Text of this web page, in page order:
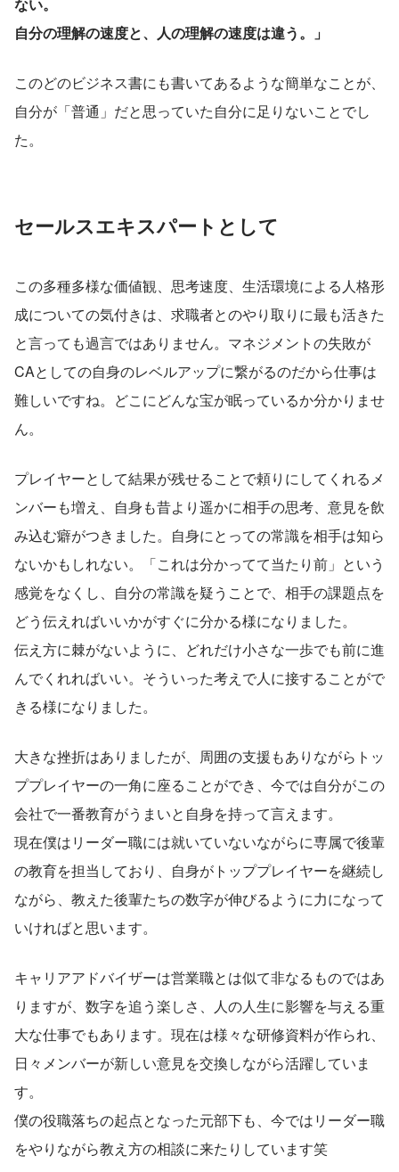
自分の理解の速度と、人の理解の速度は違う。」
このどのビジネス書にも書いてあるような簡単なことが、
自分が「普通」だと思っていた自分に足りないことでし
た。
セールスエキスパートとして
この多種多様な価値観、思考速度、生活環境による人格形
成についての気付きは、求職者とのやり取りに最も活きた
と言っても過言ではありません。マネジメントの失敗が
CAとしての自身のレベルアップに繋がるのだから仕事は
難しいですね。どこにどんな宝が眠っているか分かりませ
ん。
プレイヤーとして結果が残せることで頼りにしてくれるメ
ンバーも増え、自身も昔より遥かに相手の思考、意見を飲
み込む癖がつきました。自身にとっての常識を相手は知ら
ないかもしれない。「これは分かってて当たり前」という
感覚をなくし、自分の常識を疑うことで、相手の課題点を
どう伝えればいいかがすぐに分かる様になりました。
伝え方に棘がないように、どれだけ小さな一歩でも前に進
んでくれればいい。そういった考えで人に接することがで
きる様になりました。
大きな挫折はありましたが、周囲の支援もありながらトッ
ププレイヤーの一角に座ることができ、今では自分がこの
会社で一番教育がうまいと自身を持って言えます。
現在僕はリーダー職には就いていないながらに専属で後輩
の教育を担当しており、自身がトッププレイヤーを継続し
ながら、教えた後輩たちの数字が伸びるように力になって
いければと思います。
キャリアアドバイザーは営業職とは似て非なるものではあ
りますが、数字を追う楽しさ、人の人生に影響を与える重
大な仕事でもあります。現在は様々な研修資料が作られ、
日々メンバーが新しい意見を交換しながら活躍していま
す。
僕の役職落ちの起点となった元部下も、今ではリーダー職
をやりながら教え方の相談に来たりしています笑